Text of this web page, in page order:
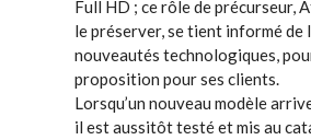
Full HD ; ce rôle de précurseur,
le préserver, se tient informé de
nouveautés technologiques,
proposition pour ses clients.
Lorsqu’un nouveau modèle
il est aussitôt testé et mis au